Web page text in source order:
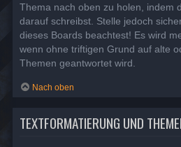
Thema nach oben zu holen, indem
darauf schreibst. Stelle jedoch
dieses Boards beachtest! Es wird
wenn ohne triftigen Grund auf alte
Themen geantwortet wird.
Nach oben
TEXTFORMATIERUNG UND